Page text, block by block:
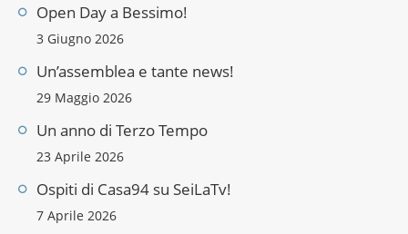
Open Day a Bessimo!
3 Giugno 2026
Un’assemblea e tante news!
29 Maggio 2026
Un anno di Terzo Tempo
23 Aprile 2026
Ospiti di Casa94 su SeiLaTv!
7 Aprile 2026